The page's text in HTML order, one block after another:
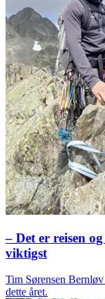
– Det er reisen
viktigst
Tim Sørensen
dette året.